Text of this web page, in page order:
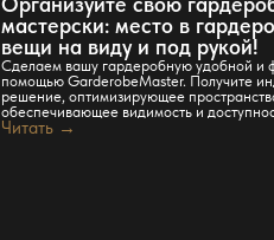
мастерски: место в
вещи на виду и под рукой!
Сделаем вашу гардеробную удобной и
помощью GarderobeMaster. Получите
решение, оптимизирующее
обеспечивающее видимость и
Читать →